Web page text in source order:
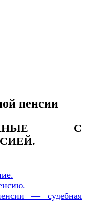
пенсии
С
— судебная